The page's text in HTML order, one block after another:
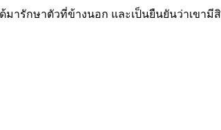
มารักษาตัวที่ข้างนอก และเป็นยืนยันว่าเขา